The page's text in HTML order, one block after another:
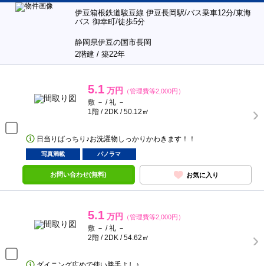
伊豆箱根鉄道駿豆線 伊豆長岡駅/バス乗車12分/東海
バス 御幸町/徒歩5分
静岡県伊豆の国市長岡
2階建 / 築22年
5.1 万円 （管理費等2,000円）
敷 － / 礼 －
1階 / 2DK / 50.12㎡
日当りばっちり♪お洗濯物しっかりかわきます！！
写真満載 パノラマ
お問い合わせ(無料) お気に入り
5.1 万円 （管理費等2,000円）
敷 － / 礼 －
2階 / 2DK / 54.62㎡